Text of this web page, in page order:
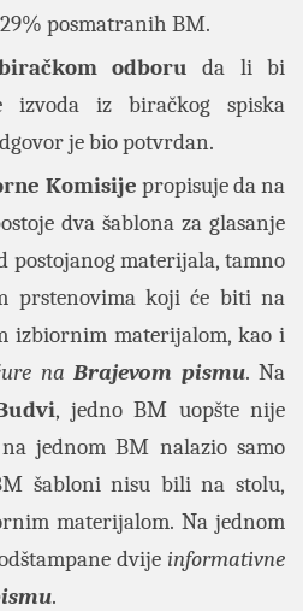
posmatranih BM.
odboruda li bi
izvoda iz biračkog spiska
je bio potvrdan.
Komisije propisuje da na
dva šablona za glasanje
postojanog materijala, tamno
prstenovima koji će biti na
izbiornim materijalom, kao i
na Brajevom pismu. Na
, jedno BM uopšte nije
jednom BM nalazio samo
šabloni nisu bili na stolu,
materijalom. Na jednom
dvije informativne
.